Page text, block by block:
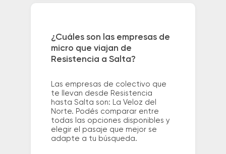
¿Cuáles son las empresas de
micro que viajan de
Resistencia a Salta?
Las empresas de colectivo que
te llevan desde Resistencia
hasta Salta son: La Veloz del
Norte. Podés comparar entre
todas las opciones disponibles y
elegir el pasaje que mejor se
adapte a tu búsqueda.